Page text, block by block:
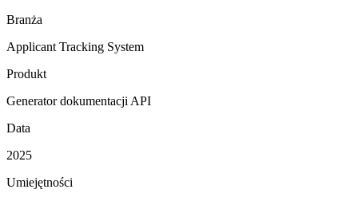
Branża
Applicant Tracking System
Produkt
Generator dokumentacji API
Data
2025
Umiejętności